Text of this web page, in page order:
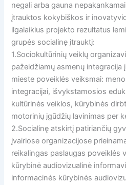
negali arba gauna
įtrauktos kokybiškos ir
ilgalaikius projekto rezultatus
grupės socialinę įtrauktį:
1.Sociokultūrinių veiklų
pažeidžiamų asmenų integracija
mieste poveiklės veiksmai:
integracijai, išvykstamosios
kultūrinės veiklos, kūrybinės
motorinių įgūdžių lavinimas per
2.Socialinę atskirtį patiriančių
įvairiose organizacijose
reikalingas paslaugas poveiklės
kūrybinė audiovizualinė
informacinės kūrybinės